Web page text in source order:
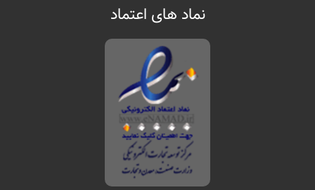
نماد های اعتماد